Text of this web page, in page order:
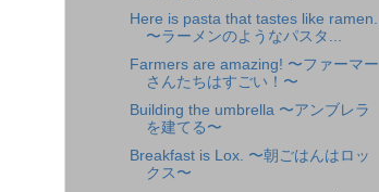
Here is pasta that tastes like ramen.
〜ラーメンのようなパスタ...
Farmers are amazing! 〜ファーマー
さんたちはすごい！〜
Building the umbrella 〜アンブレラ
を建てる〜
Breakfast is Lox. 〜朝ごはんはロッ
クス〜